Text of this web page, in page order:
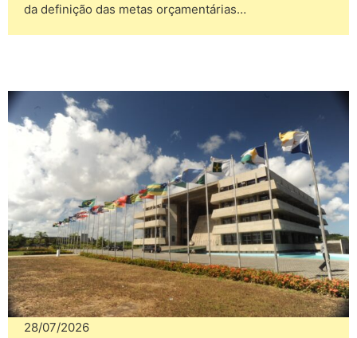
da definição das metas orçamentárias…
28/07/2026